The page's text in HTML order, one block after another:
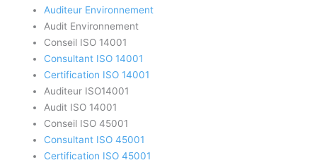
Auditeur Environnement
Audit Environnement
Conseil ISO 14001
Consultant ISO 14001
Certification ISO 14001
Auditeur ISO14001
Audit ISO 14001
Conseil ISO 45001
Consultant ISO 45001
Certification ISO 45001